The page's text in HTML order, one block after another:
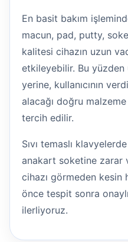
En basit bakım
macun, pad, putty,
kalitesi cihazın uzun
etkileyebilir. Bu
yerine, kullanıcının
alacağı doğru
tercih edilir.
Sıvı temaslı
anakart soketine zarar
cihazı görmeden kesin
önce tespit sonra
ilerliyoruz.